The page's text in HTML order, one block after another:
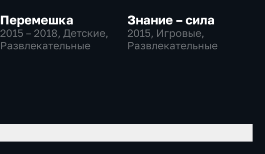
Перемешка
2015 – 2018, Детские,
Развлекательные
Знание – сила
2015, Игровые,
Развлекательные